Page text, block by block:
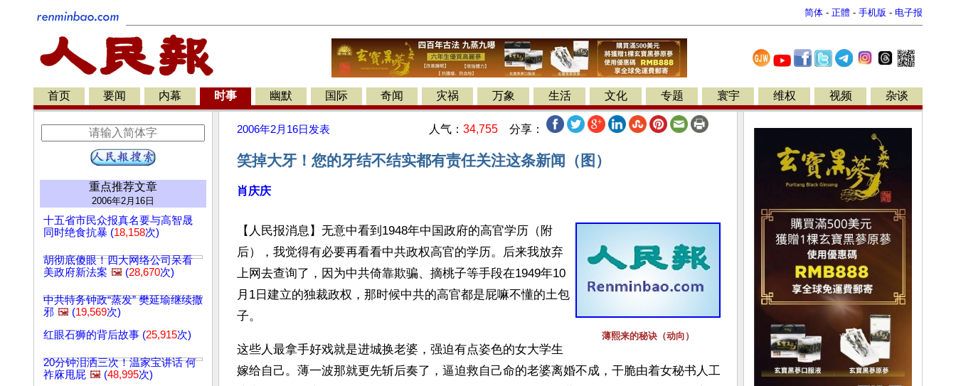
简体 - 正體 - 手机版 - 电子报
首页 要闻 内幕 时事 幽默 国际 奇闻 灾祸 万象 生活 文化 专题 寰宇 维权 视频 杂谈
重点推荐文章
2006年2月16日
十五省市民众报真名要与高智晟
同时绝食抗暴 (18,158次)
胡彻底傻眼！四大网络公司呆看
美政府新法案 🖼️ (28,670次)
中共特务钟政“蒸发” 樊延瑜继续撒
邪 🖼️ (19,569次)
红眼石狮的背后故事 (25,915次)
20分钟泪洒三次！温家宝讲话 何
祚庥甩屁 🖼️ (48,995次)
2006年2月16日 发表 人气： 34,755 分享：
笑掉大牙！您的牙结不结实都有责任关注这条新闻（图）
肖庆庆
薄熙来的秘诀（动向）
【人民报消息】无意中看到1948年中国政府的高官学历（附
后），我觉得有必要再看看中共政权高官的学历。后来我放弃
上网去查询了，因为中共倚靠欺骗、摘桃子等手段在1949年10
月1日建立的独裁政权，那时候中共的高官都是屁嘛不懂的土包
子。
这些人最拿手好戏就是进城换老婆，强迫有点姿色的女大学生
嫁给自己。薄一波那就更先斩后奏了，逼迫救自己命的老婆离婚不成，干脆由着女秘书人工